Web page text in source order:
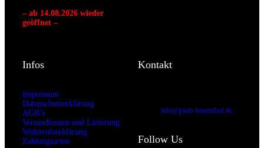
– ab 14.08.2026 wieder
geöffnet –
Infos
Impressum
Datenschutzerklärung
AGB’s
Versandkosten und Lieferung
Widerrufserklärung
Zahlungsarten
Kontakt
info@pauls-bauernhof.de
Follow Us